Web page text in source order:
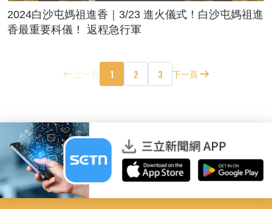
2024白沙屯媽祖進香｜3/23 進火儀式！白沙屯媽祖進
香最重要科儀！ 返程急行軍
上一頁 1 2 3 下一頁